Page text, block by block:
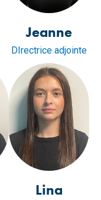
Jeanne
DIrectrice adjointe
Lina